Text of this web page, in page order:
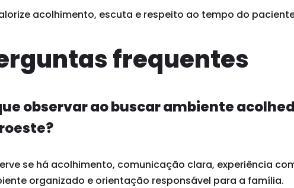
acolhimento, escuta e respeito ao tempo do
frequentes
observar ao buscar ambiente
se há acolhimento, comunicação clara, experiência
organizado e orientação responsável para a família.